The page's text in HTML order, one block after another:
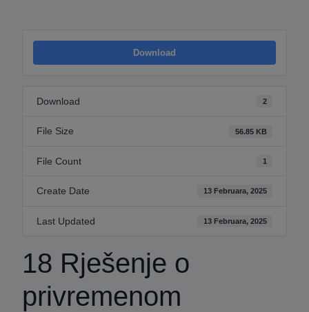
Download
Download 2
File Size 56.85 KB
File Count 1
Create Date 13 Februara, 2025
Last Updated 13 Februara, 2025
18 Rješenje o
privremenom